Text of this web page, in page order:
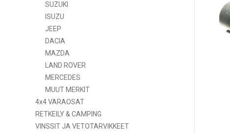
SUZUKI
ISUZU
JEEP
DACIA
MAZDA
LAND ROVER
MERCEDES
MUUT MERKIT
4x4 VARAOSAT
RETKEILY & CAMPING
VINSSIT JA VETOTARVIKKEET